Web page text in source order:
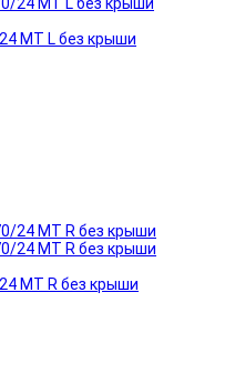
МТ L без крыши
МТ R без крыши